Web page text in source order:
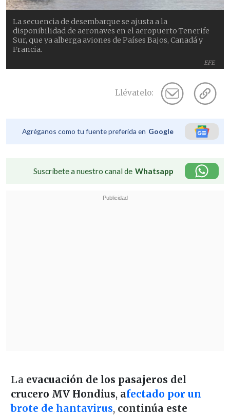
EFE
La secuencia de desembarque se ajusta a la
disponibilidad de aeronaves en el aeropuerto Tenerife
Sur, que ya alberga aviones de Países Bajos, Canadá y
Francia.
Llévatelo:
Agréganos como tu fuente preferida en Google
Suscríbete a nuestro canal de Whatsapp
Laevacuación de los pasajeros del
crucero MV Hondius,afectado por un
brote de hantavirus,continúa este